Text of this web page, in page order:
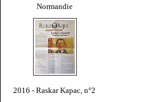
Normandie
2016 - Raskar Kapac, n°2